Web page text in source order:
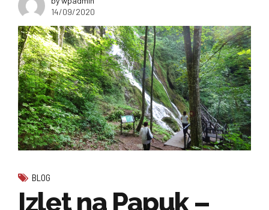
14/09/2020
BLOG
Izlet na Papuk –